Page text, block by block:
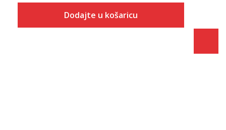
Dodajte u košaricu